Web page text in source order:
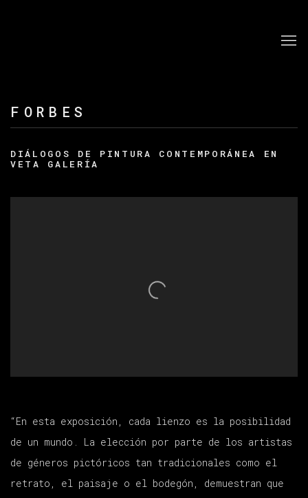
FORBES
DIÁLOGOS DE PINTURA CONTEMPORÁNEA EN
VETA GALERÍA
“En esta exposición, cada lienzo es la posibilidad
de un mundo. La elección por parte de los artistas
de géneros pictóricos tan tradicionales como el
retrato, el paisaje o el bodegón, demuestran que